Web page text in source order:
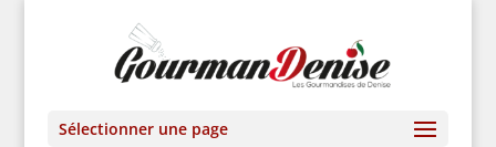
Sélectionner une page